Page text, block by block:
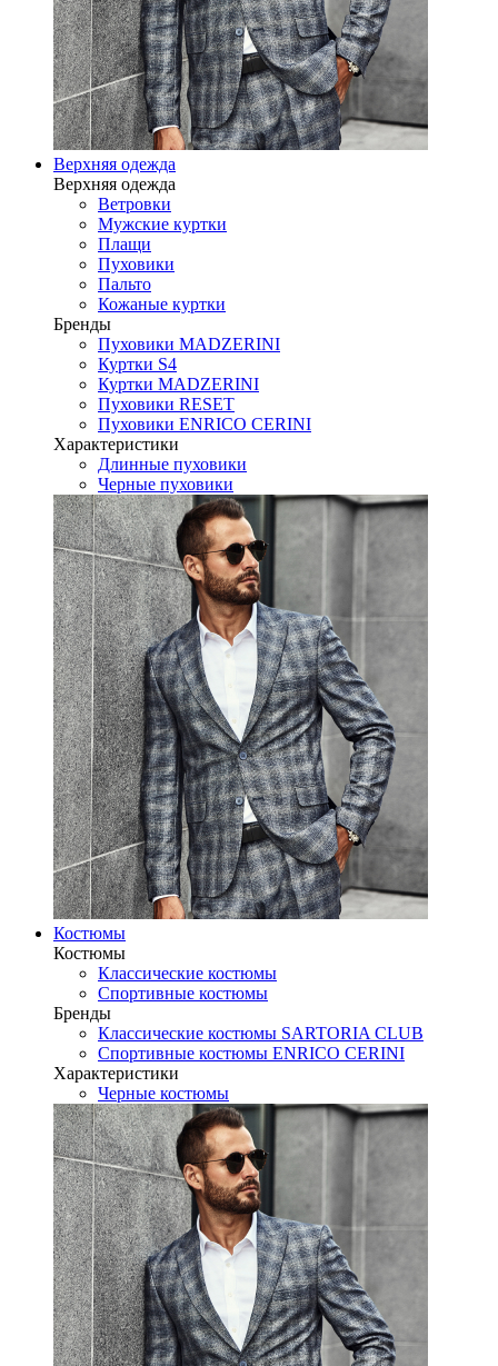
Верхняя одежда
Верхняя одежда
Ветровки
Мужские куртки
Плащи
Пуховики
Пальто
Кожаные куртки
Бренды
Пуховики MADZERINI
Куртки S4
Куртки MADZERINI
Пуховики RESET
Пуховики ENRICO CERINI
Характеристики
Длинные пуховики
Черные пуховики
Костюмы
Костюмы
Классические костюмы
Спортивные костюмы
Бренды
Классические костюмы SARTORIA CLUB
Спортивные костюмы ENRICO CERINI
Характеристики
Черные костюмы